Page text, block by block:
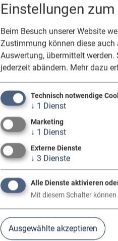
Einstellungen
Beim Besuch unserer Website
Zustimmung können diese auch
Auswertung, übermittelt
jederzeit abändern. Mehr dazu
Technisch notwendige
↓ 1 Dienst
Marketing
↓ 1 Dienst
Externe Dienste
↓ 3 Dienste
Alle Dienste aktivieren
Mit diesem Schalter
Ausgewählte akzeptieren